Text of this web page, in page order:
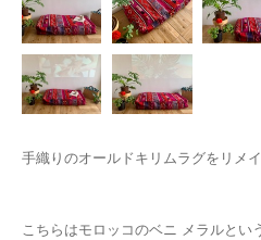
手織りのオールドキリムラグをリメイ
こちらはモロッコのベニ メラルとい